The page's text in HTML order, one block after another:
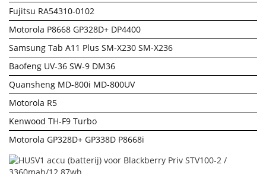
Fujitsu RA54310-0102
Motorola P8668 GP328D+ DP4400
Samsung Tab A11 Plus SM-X230 SM-X236
Baofeng UV-36 SW-9 DM36
Quansheng MD-800i MD-800UV
Motorola R5
Kenwood TH-F9 Turbo
Motorola GP328D+ GP338D P8668i